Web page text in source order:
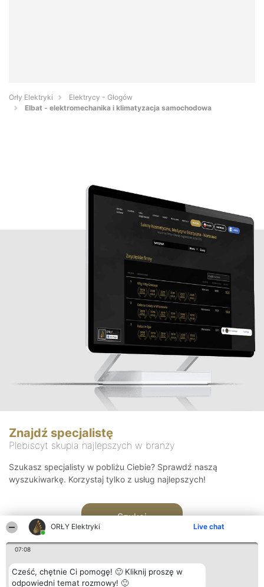
ORŁY Elektryki Live chat
07:08
Cześć, chętnie Ci pomogę! 🙂 Kliknij proszę w
odpowiedni temat rozmowy! 🙂
Orły Elektryki
Elektrycy - Głogów
Elbat - elektromechanika i klimatyzacja samochodowa
Znajdź specjalistę
Plebiscyt skupia najlepszych w branży
Szukasz specjalisty w pobliżu Ciebie? Sprawdź naszą
wyszukiwarkę. Korzystaj tylko z usług najlepszych!
Szukaj